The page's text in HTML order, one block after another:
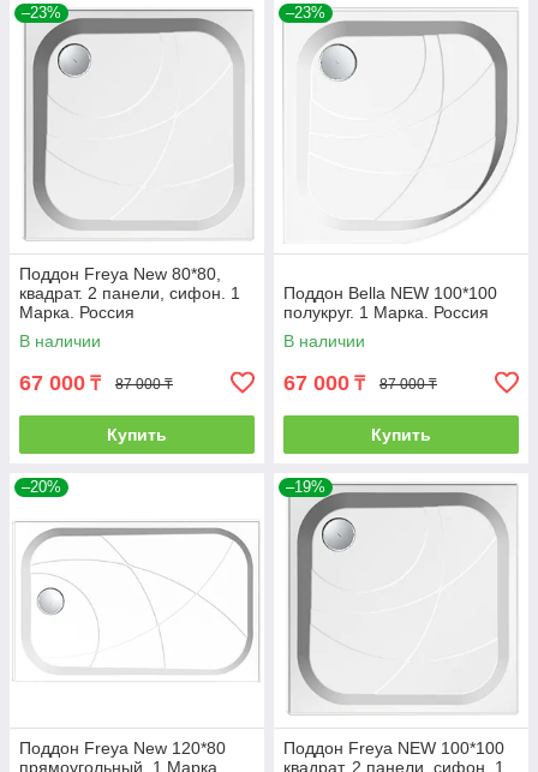
–23%
Поддон Freya New 80*80,
квадрат. 2 панели, сифон. 1
Марка. Россия
В наличии
67 000 ₸ 87 000 ₸
Купить
–23%
Поддон Bella NEW 100*100
полукруг. 1 Марка. Россия
В наличии
67 000 ₸ 87 000 ₸
Купить
–20%
Поддон Freya New 120*80
прямоугольный. 1 Марка.
–19%
Поддон Freya NEW 100*100
квадрат. 2 панели, сифон. 1